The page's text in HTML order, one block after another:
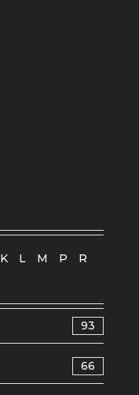
K L M P
R
93
66